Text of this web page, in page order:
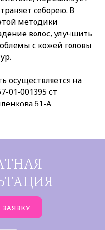
себорею. В
методики
волос, улучшить
с кожей головы
осуществляется на
01-001395 от
61-А
ЗАЯВКУ